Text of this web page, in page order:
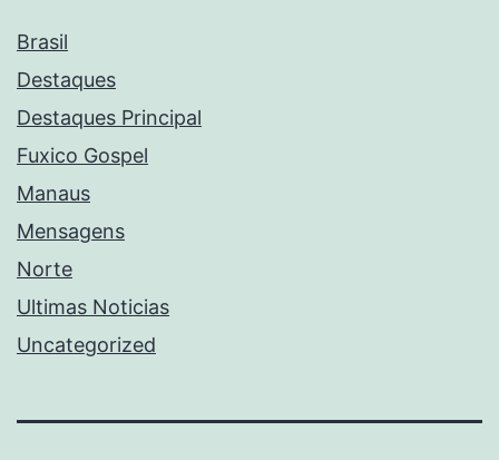
Brasil
Destaques
Destaques Principal
Fuxico Gospel
Manaus
Mensagens
Norte
Ultimas Noticias
Uncategorized